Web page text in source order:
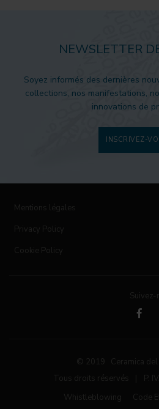
NEWSLETTER
Soyez informés des dernières
collections, nos manifestations,
innovations de
INSCRIVEZ-
Mentions légales
Privacy Policy
Cookie Policy
Suivez-
© 2019 Ceramica del
Tous droits réservés
P.
Whistleblowing
Code